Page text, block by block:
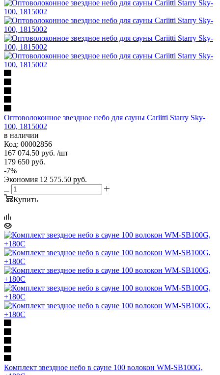
Оптоволоконное звездное небо для сауны Cariitti Starry Sky-
100, 1815002
в наличии
Код: 00002856
167 074.50 руб. /шт
179 650 руб.
-7%
Экономия 12 575.50 руб.
Купить
Комплект звездное небо в сауне 100 волокон WM-SB100G,